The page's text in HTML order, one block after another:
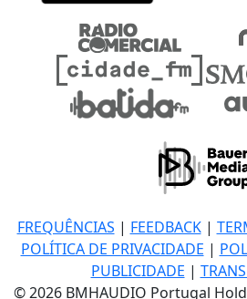
FREQUÊNCIAS | FEEDBACK|
POLÍTICA DE PRIVACIDADE |
PUBLICIDADE |
© 2026 BMHAUDIO Portugal